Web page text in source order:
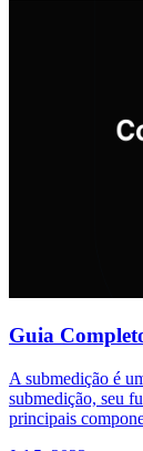
Guia
A submedição é
submedição, seu
principais